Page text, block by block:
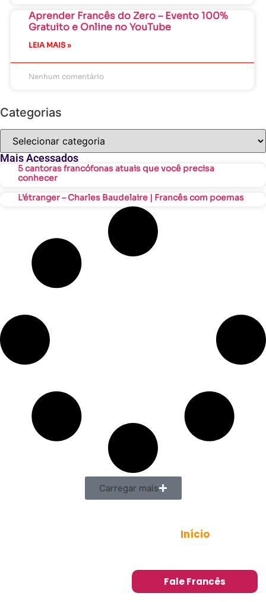
Aprender Francês do Zero – Evento 100%
Gratuito e Online no YouTube
LEIA MAIS »
Nenhum comentário
Categorias
Mais Acessados
5 cantoras francófonas atuais que você precisa
conhecer
L’étranger – Charles Baudelaire | Francês com poemas
Carregar mais
Início
Fale Francês